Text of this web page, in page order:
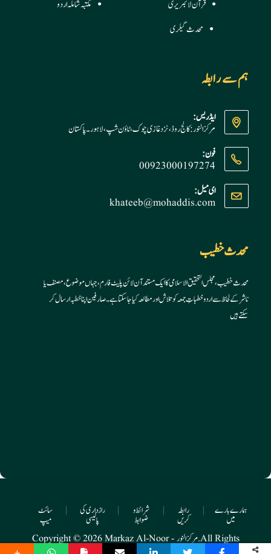
قرآن لائبریری
مکتبہ شاملہ اردو
محدث گیلری
ہم سے رابطہ
ایڈریس:
مرکز النور: کالج روڈ، نزد غازی چوک، ٹاؤن شپ، لاہور ۔ پاکستان
فون:
00923000197274
in
application
ای میل:
khateeb@mohaddis.com
Opens
محدث خطیب
محدث خطیب، مجلس التحقیق الاسلامی کا ایک مستند آن لائن پلیٹ فارم، جہاں موضوع، مصنف یا
ناشر کے لحاظ سے اردو خطباتِ جمعہ کو تلاش اور مطالعہ کیا جا سکتا ہے۔ صارفین اپنا خطبہ ارسال کر
سکتے ہیں
Copyright © 2026 Markaz Al-Noor - مرکز النور. All Rights
Reserved.
ہمارے بارے
میں
| رابطہ
کریں
| شرائط و
ضوابط
| رازداری کی
پالیسی
| سائٹ
میپ